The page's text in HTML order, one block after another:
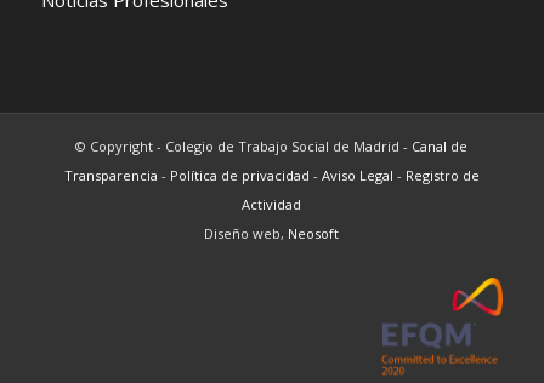
© Copyright - Colegio de Trabajo Social de Madrid - Canal de
Transparencia - Política de privacidad - Aviso Legal - Registro de
Actividad
Diseño web, Neosoft